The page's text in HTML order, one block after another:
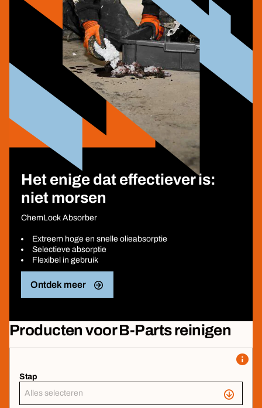
Het enige dat effectiever is:
niet morsen
ChemLock Absorber
Extreem hoge en snelle olieabsorptie
Selectieve absorptie
Flexibel in gebruik
Ontdek meer
Producten voor B-Parts reinigen
Stap
Alles selecteren